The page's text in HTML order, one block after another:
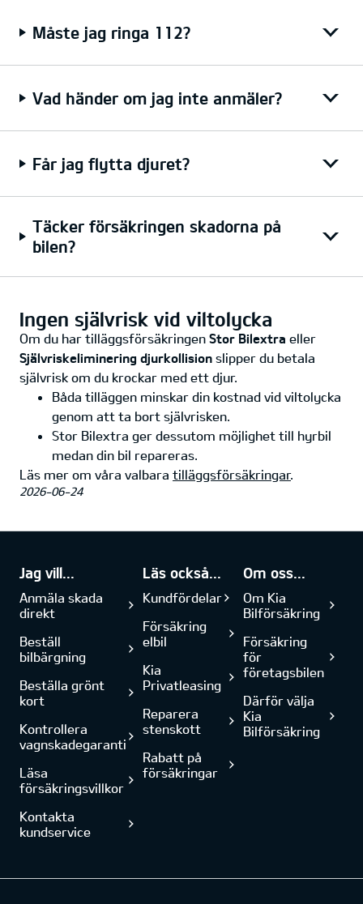
Måste jag ringa 112?
Vad händer om jag inte anmäler?
Får jag flytta djuret?
Täcker försäkringen skadorna på
bilen?
Ingen självrisk vid viltolycka
Om du har tilläggsförsäkringen Stor Bilextra eller
Självriskeliminering djurkollision slipper du betala
självrisk om du krockar med ett djur.
Båda tilläggen minskar din kostnad vid viltolycka
genom att ta bort självrisken.
Stor Bilextra ger dessutom möjlighet till hyrbil
medan din bil repareras.
Läs mer om våra valbara tilläggsförsäkringar.
2026-06-24
Jag vill...
Anmäla skada
direkt
Beställ
bilbärgning
Beställa grönt
kort
Kontrollera
vagnskadegaranti
Läsa
försäkringsvillkor
Kontakta
kundservice
Läs också...
Kundfördelar
Försäkring
elbil
Kia
Privatleasing
Reparera
stenskott
Rabatt på
försäkringar
Om oss...
Om Kia
Bilförsäkring
Försäkring
för
företagsbilen
Därför välja
Kia
Bilförsäkring